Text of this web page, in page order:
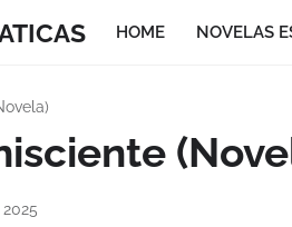
HOME NOVELAS